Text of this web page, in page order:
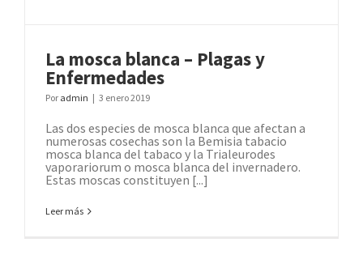
La mosca blanca – Plagas y
Enfermedades
Por admin | 3 enero 2019
Las dos especies de mosca blanca que afectan a
numerosas cosechas son la Bemisia tabacio
mosca blanca del tabaco y la Trialeurodes
vaporariorum o mosca blanca del invernadero.
Estas moscas constituyen [...]
Leer más